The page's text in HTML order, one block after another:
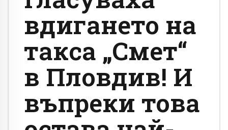
вдигането на
такса „Смет“
в Пловдив! И
въпреки това